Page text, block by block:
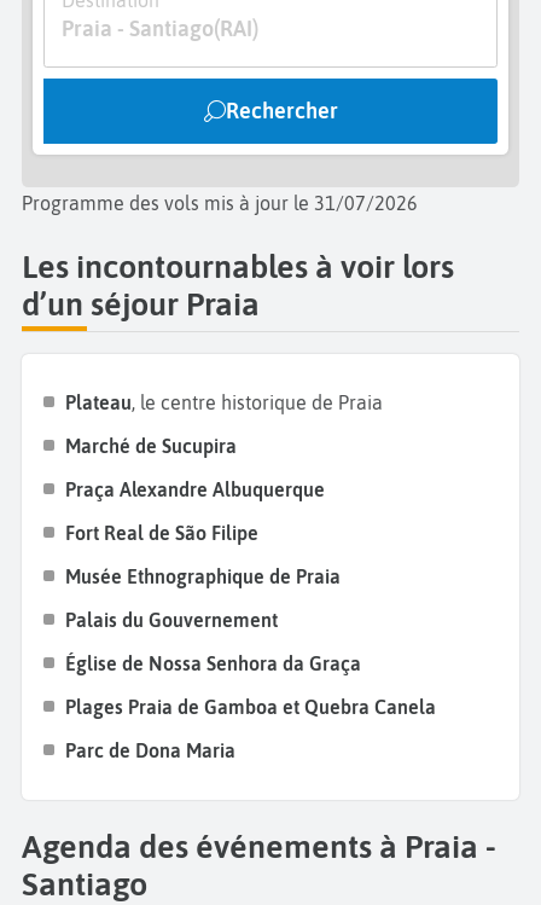
Assomada, qui accueille
locales. Avant de quitter Praia et l’
allez àMaio, l’île la plus à l’est du Cap-Vert. Profitez
de la plus grande forêt de l’archipel,
essentiellement composée d’acacias.
Praia - Santiago(RAI)
Rechercher
Programme des vols mis à jour le 31/07/2026
Les incontournables à voir lors
d’un séjour Praia
Plateau, le centre historique de Praia
Marché de Sucupira
Praça Alexandre Albuquerque
Fort Real de São Filipe
Musée Ethnographique de Praia
Palais du Gouvernement
Église de Nossa Senhora da Graça
Plages Praia de Gamboa et Quebra Canela
Parc de Dona Maria
Agenda des événements à Praia -
Santiago